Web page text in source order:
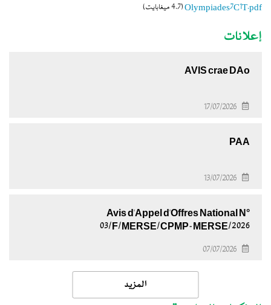
إعلانات
AVIS crae DAo
17/07/2026
PAA
13/07/2026
Avis d'Appel d'Offres National N°
03/F/MERSE/CPMP-MERSE/2026
07/07/2026
المزيد
Olympiades7C1T.pdf(4.7 ميغابايت)